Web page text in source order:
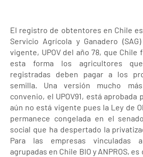
El registro de obtentores en Chile
Servicio Agrícola y Ganadero
vigente, UPOV del año 78, que Chile
esta forma los agricultores
registradas deben pagar a los
semilla. Una versión mucho
convenio, el UPOV91, está
aún no está vigente pues la Ley de
permanece congelada en el
social que ha despertado la
Para las empresas vinculadas
agrupadas en Chile BIO y ANPROS,